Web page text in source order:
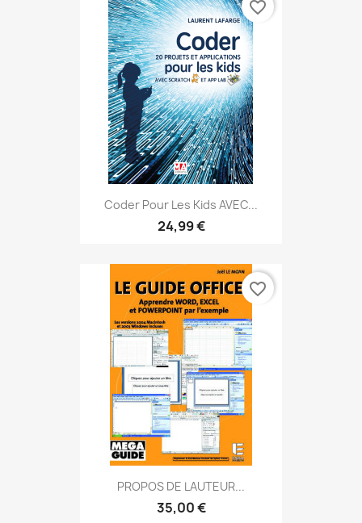
Coder Pour Les Kids AVEC...
24,99 €
favorite_border
PROPOS DE LAUTEUR...
35,00 €
favorite_border